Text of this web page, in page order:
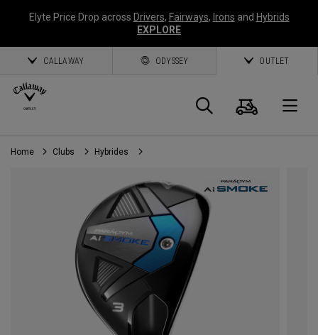
Elyte Price Drop across Drivers, Fairways, Irons and Hybrids
EXPLORE
CALLAWAY ODYSSEY OUTLET
Panier
Home Clubs Hybrides